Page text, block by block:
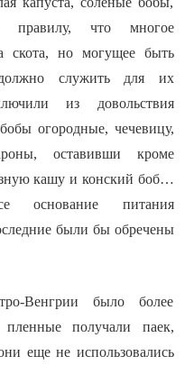
правилу, что многое
скота, но могущее быть
служить для их
из довольствия
огородные, чечевицу,
оставивши кроме
кашу и конский боб…
основание питания
были бы обречены
Венгрии было более
получали паек,
еще не использовались